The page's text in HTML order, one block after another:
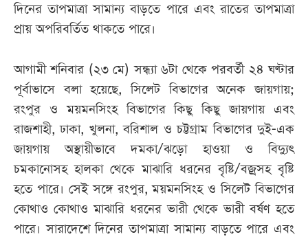
দিনের তাপমাত্রা সামান্য বাড়তে পারে এবং রাতের তাপমাত্রা
প্রায় অপরিবর্তিত থাকতে পারে।
আগামী শনিবার (২৩ মে) সন্ধ্যা ৬টা থেকে পরবর্তী ২৪ ঘণ্টার
পূর্বাভাসে বলা হয়েছে, সিলেট বিভাগের অনেক জায়গায়;
রংপুর ও ময়মনসিংহ বিভাগের কিছু কিছু জায়গায় এবং
রাজশাহী, ঢাকা, খুলনা, বরিশাল ও চট্টগ্রাম বিভাগের দুই-এক
জায়গায় অস্থায়ীভাবে দমকা/ঝড়ো হাওয়া ও বিদ্যুৎ
চমকানোসহ হালকা থেকে মাঝারি ধরনের বৃষ্টি/বজ্রসহ বৃষ্টি
হতে পারে। সেই সঙ্গে রংপুর, ময়মনসিংহ ও সিলেট বিভাগের
কোথাও কোথাও মাঝারি ধরনের ভারী থেকে ভারী বর্ষণ হতে
পারে। সারাদেশে দিনের তাপমাত্রা সামান্য বাড়তে পারে এবং